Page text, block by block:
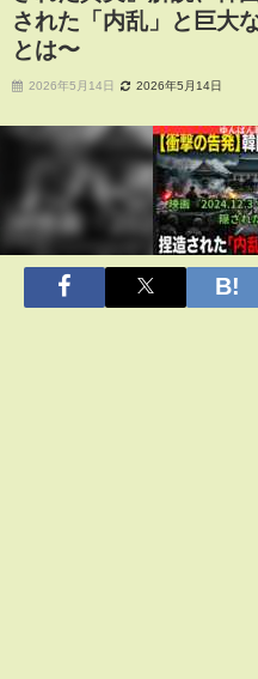
された「内乱」と巨大
とは〜
2026年5月14日 2026年5月14日